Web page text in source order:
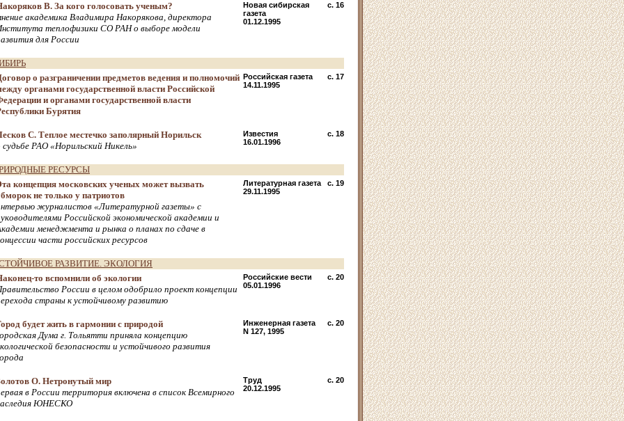
В. За кого голосовать ученым?
академика Владимира Накорякова, директора
теплофизики СО РАН о выборе модели
для России
Новая сибирская
газета
01.12.1995
c. 16
о разграничении предметов ведения и полномочий
органами государственной власти Российской
и органами государственной власти
Бурятия
Российская газета
14.11.1995
c. 17
С. Теплое местечко заполярный Норильск
судьбе РАО «Норильский Никель»
Известия
16.01.1996
c. 18
РЕСУРСЫ
концепция московских ученых может вызвать
не только у патриотов
журналистов «Литературной газеты» с
Российской экономической академии и
менеджмента и рынка о планах по сдаче в
части российских ресурсов
Литературная газета
29.11.1995
c. 19
РАЗВИТИЕ. ЭКОЛОГИЯ
то вспомнили об экологии
России в целом одобрило проект концепции
страны к устойчивому развитию
Российские вести
05.01.1996
c. 20
будет жить в гармонии с природой
Дума г. Тольятти приняла концепцию
безопасности и устойчивого развития
Инженерная газета
N 127, 1995
c. 20
О. Нетронутый мир
в России территория включена в список Всемирного
ЮНЕСКО
Труд
20.12.1995
c. 20